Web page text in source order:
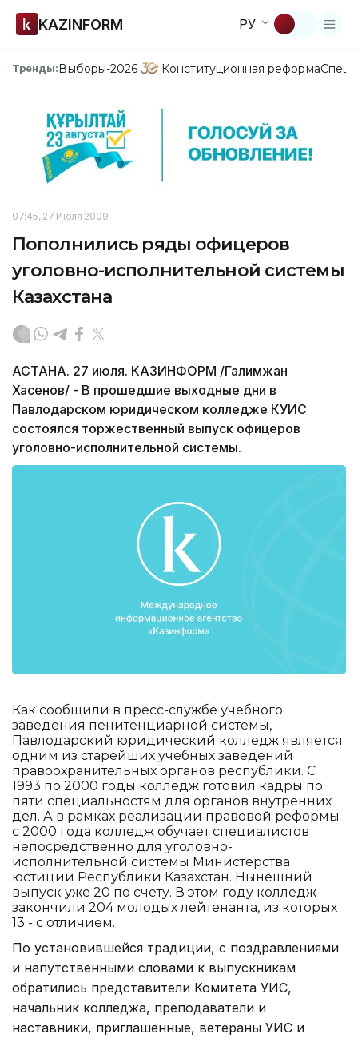
KAZINFORM РУ
Тренды:Выборы-2026 Конституционная реформа
07:45, 27 Июля 2009
Пополнились ряды офицеров
уголовно-исполнительной системы
Казахстана
АСТАНА. 27 июля. КАЗИНФОРМ /Галимжан
Хасенов/ - В прошедшие выходные дни в
Павлодарском юридическом колледже КУИС
состоялся торжественный выпуск офицеров
уголовно-исполнительной системы.
Как сообщили в пресс-службе учебного
заведения пенитенциарной системы,
Павлодарский юридический колледж является
одним из старейших учебных заведений
правоохранительных органов республики. С
1993 по 2000 годы колледж готовил кадры по
пяти специальностям для органов внутренних
дел. А в рамках реализации правовой реформы
с 2000 года колледж обучает специалистов
непосредственно для уголовно-
исполнительной системы Министерства
юстиции Республики Казахстан. Нынешний
выпуск уже 20 по счету. В этом году колледж
закончили 204 молодых лейтенанта, из которых
13 - с отличием.
По установившейся традиции, с поздравлениями
и напутственными словами к выпускникам
обратились представители Комитета УИС,
начальник колледжа, преподаватели и
наставники, приглашенные, ветераны УИС и